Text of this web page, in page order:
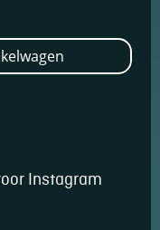
Instagram